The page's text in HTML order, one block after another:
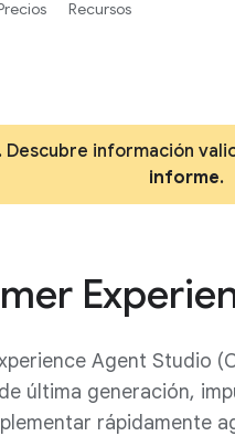
información
informe.
Agent Studio
última generación,
rápidamente
Recursos